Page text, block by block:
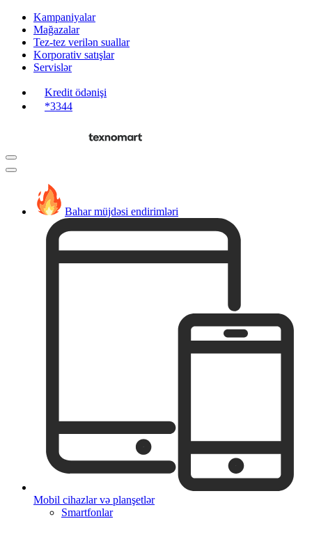
Kampaniyalar
Mağazalar
Tez-tez verilən suallar
Korporativ satışlar
Servislər
Kredit ödənişi
*3344
Bahar müjdəsi endirimləri
Mobil cihazlar və planşetlər
Smartfonlar